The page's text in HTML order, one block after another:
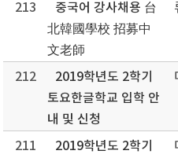
213
중국어 강사채용 台
北韓國學校 招募中
文老師
212
2019학년도 2학기
토요한글학교 입학 안
내 및 신청
211
2019학년도 2학기